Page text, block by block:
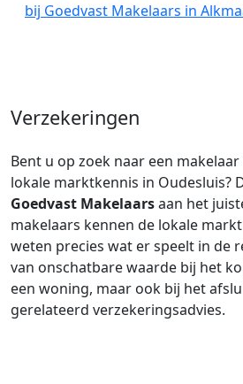
bij Goedvast Makelaars in
Verzekeringen
Bent u op zoek naar een
lokale marktkennis in Oudesluis?
Goedvast Makelaarsaan het
makelaars kennen de lokale
weten precies wat er speelt in de
van onschatbare waarde bij het
een woning, maar ook bij het
gerelateerd verzekeringsadvies.